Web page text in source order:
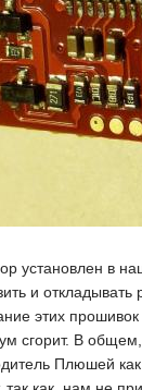
установлен в
и
этих
сгорит. В
Плюшей